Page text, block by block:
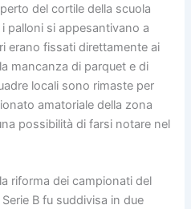
del cortile della scuola
i palloni si appesantivano a
erano fissati direttamente ai
mancanza di parquet e di
locali sono rimaste per
amatoriale della zona
possibilità di farsi notare nel
riforma dei campionati del
B fu suddivisa in due